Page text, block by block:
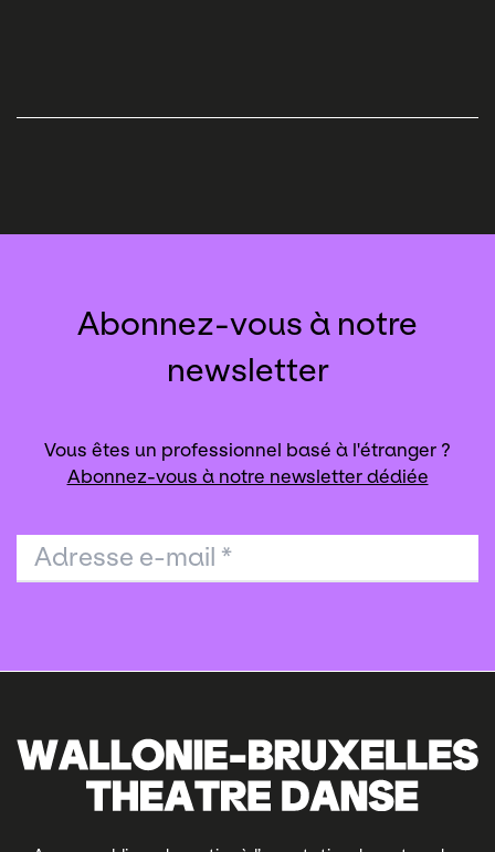
Abonnez-vous à notre
newsletter
Vous êtes un professionnel basé à l'étranger ?
Abonnez-vous à notre newsletter dédiée
Adresse e-mail *